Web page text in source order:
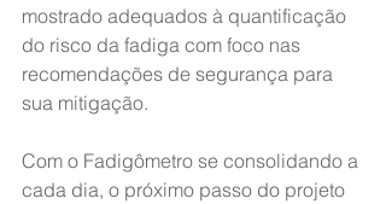
mostrado adequados à quantificação
do risco da fadiga com foco nas
recomendações de segurança para
sua mitigação.
Com o Fadigômetro se consolidando a
cada dia, o próximo passo do projeto